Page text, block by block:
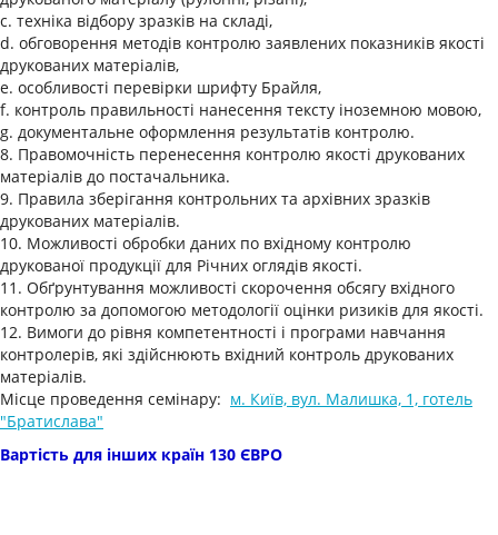
c. техніка відбору зразків на складі,
d. обговорення методів контролю заявлених показників якості
друкованих матеріалів,
e. особливості перевірки шрифту Брайля,
f. контроль правильності нанесення тексту іноземною мовою,
g. документальне оформлення результатів контролю.
8. Правомочність перенесення контролю якості друкованих
матеріалів до постачальника.
9. Правила зберігання контрольних та архівних зразків
друкованих матеріалів.
10. Можливості обробки даних по вхідному контролю
друкованої продукції для Річних оглядів якості.
11. Обґрунтування можливості скорочення обсягу вхідного
контролю за допомогою методології оцінки ризиків для якості.
12. Вимоги до рівня компетентності і програми навчання
контролерів, які здійснюють вхідний контроль друкованих
матеріалів.
Місце проведення семінару: м. Київ, вул. Малишка, 1, готель
"Братислава"
Вартість для інших країн 130 ЄВРО